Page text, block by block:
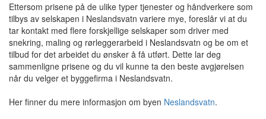
Ettersom prisene på de ulike typer tjenester og håndverkere som
tilbys av selskapen i Neslandsvatn variere mye, foreslår vi at du
tar kontakt med flere forskjellige selskaper som driver med
snekring, maling og rørleggerarbeid i Neslandsvatn og be om et
tilbud for det arbeidet du ønsker å få utført. Dette lar deg
sammenligne prisene og du vil kunne ta den beste avgjørelsen
når du velger et byggefirma i Neslandsvatn.
Her finner du mere informasjon om byen Neslandsvatn.